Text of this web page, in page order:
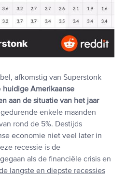
afkomstig van Superstonk –
huidige Amerikaanse
aan de situatie van het jaar
enkele maanden
rond de 5%. Destijds
economie niet veel later in
recessie is de
als de financiële crisis en
langste en diepste recessies